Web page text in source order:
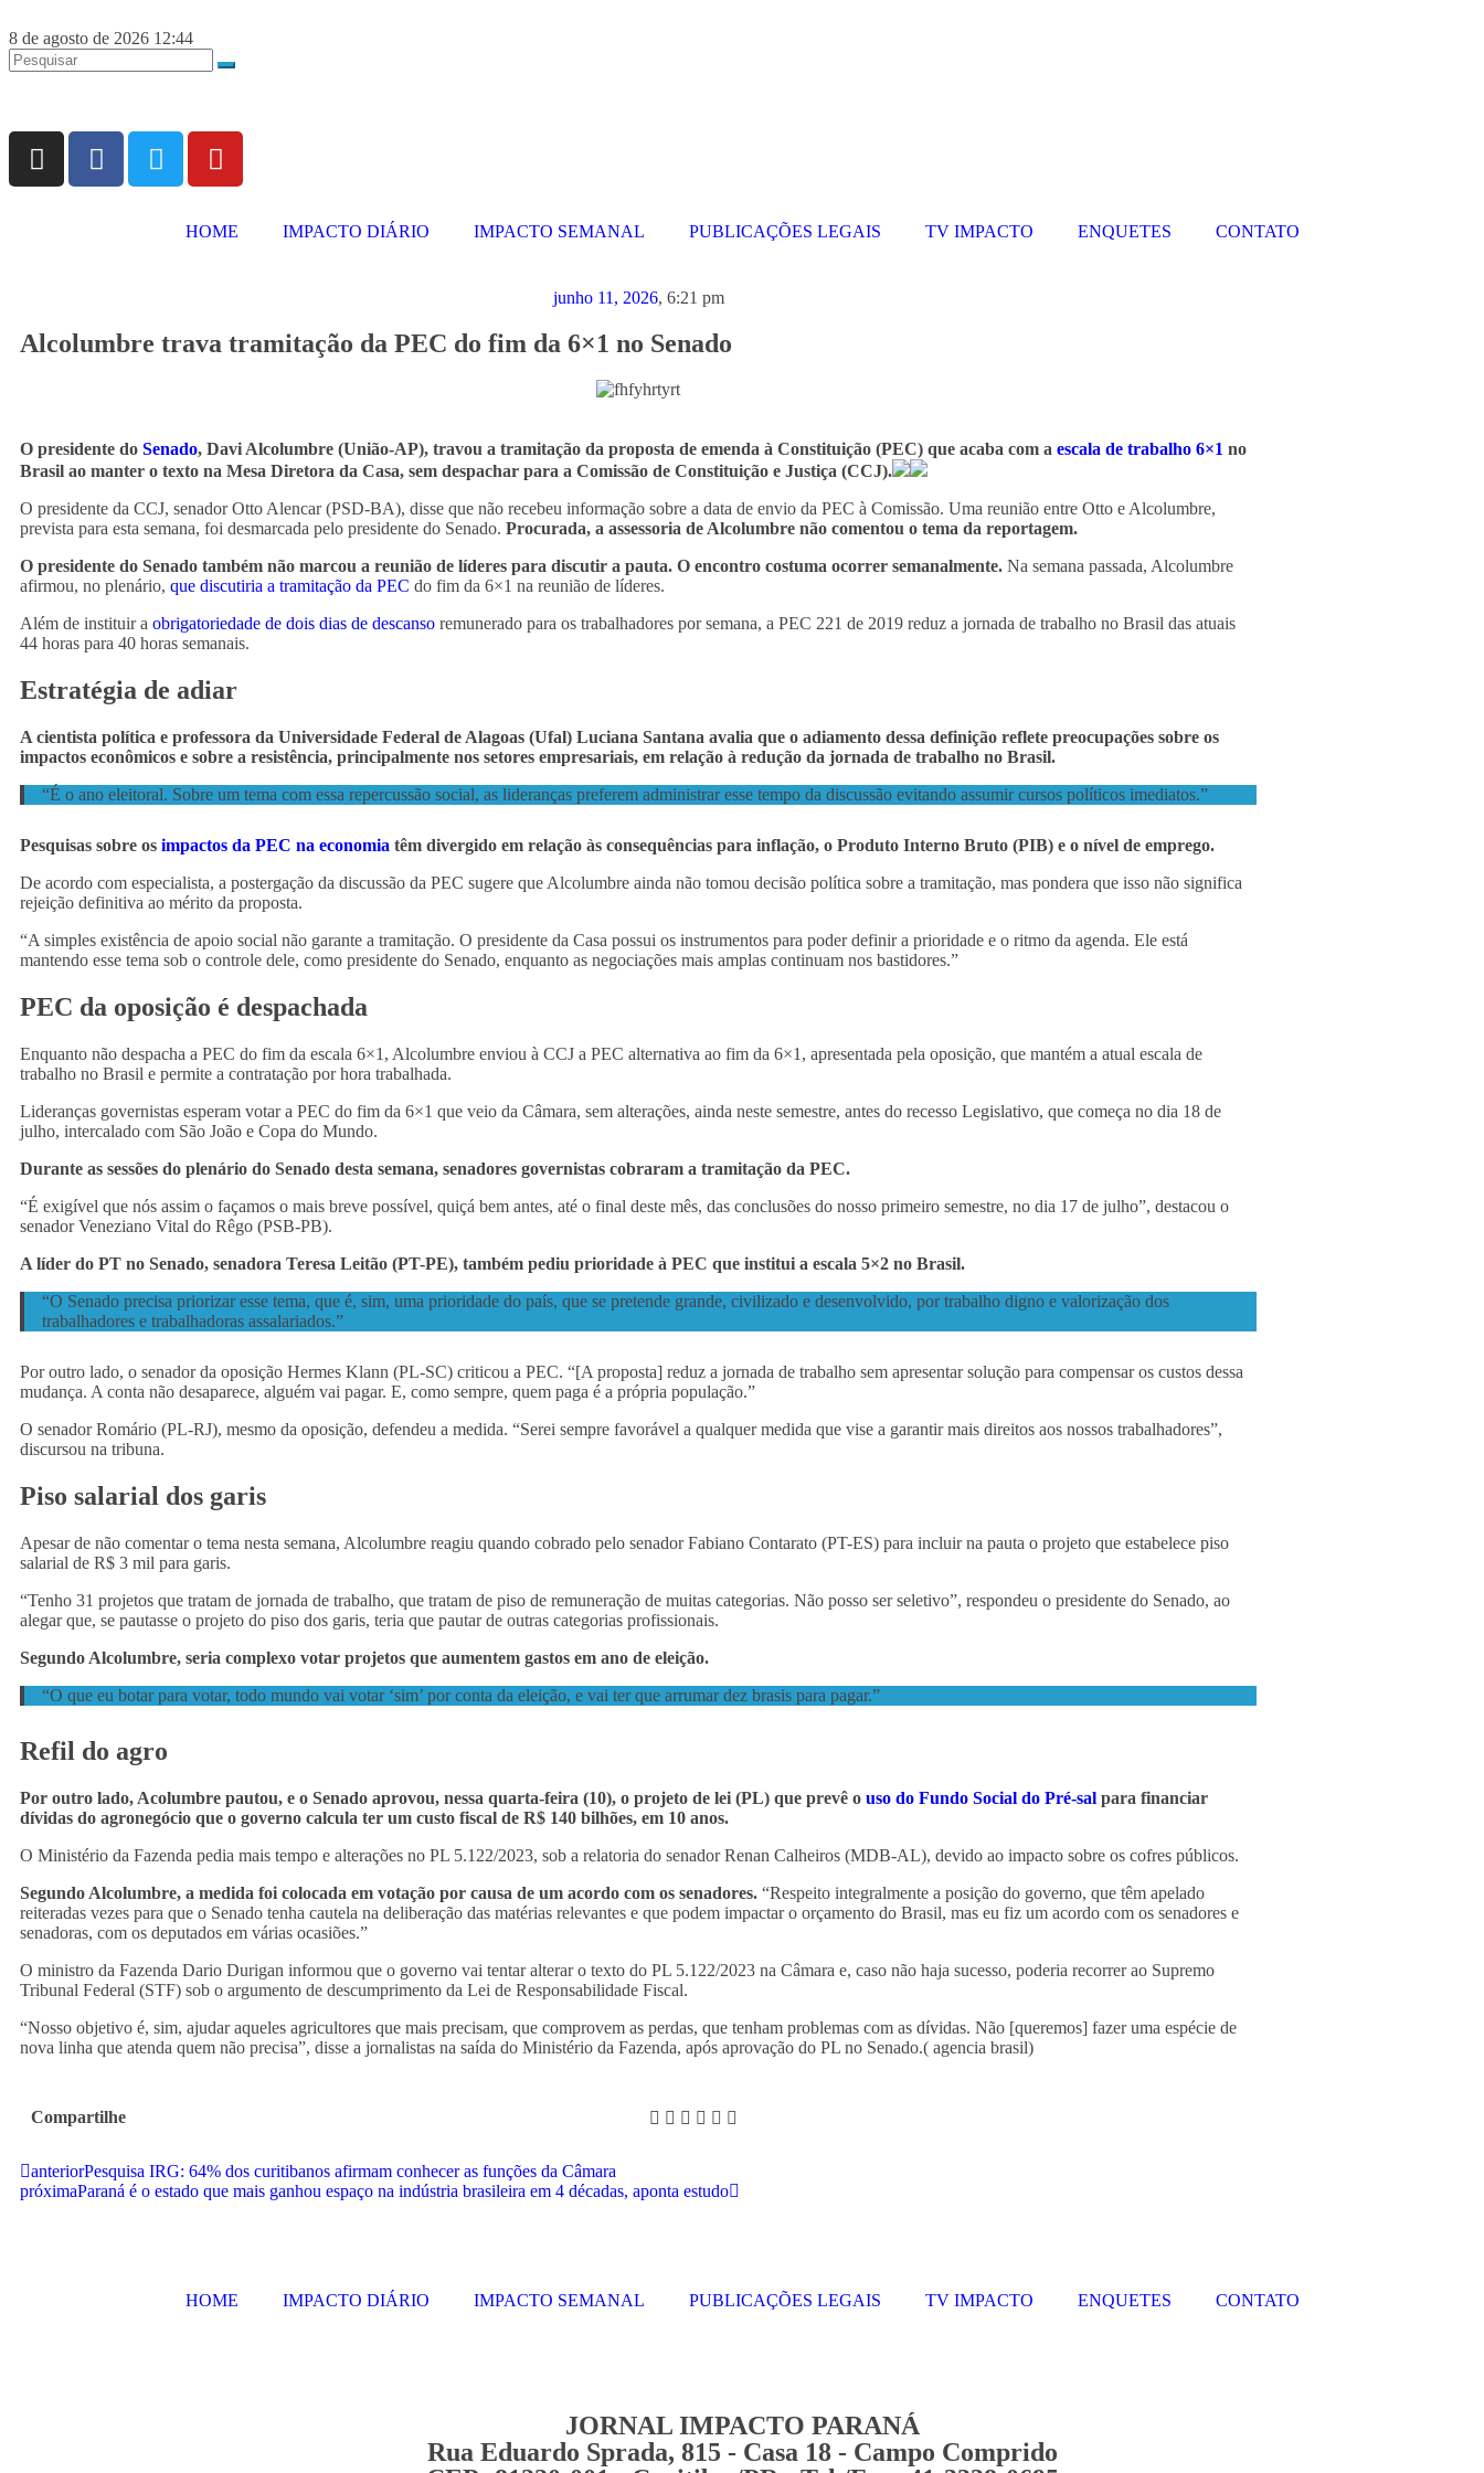
8 de agosto de 2026 12:44
HOME IMPACTO DIÁRIO IMPACTO SEMANAL PUBLICAÇÕES LEGAIS TV IMPACTO ENQUETES CONTATO
junho 11, 2026, 6:21 pm
Alcolumbre trava tramitação da PEC do fim da 6×1 no Senado
O presidente do Senado, Davi Alcolumbre (União-AP), travou a tramitação da proposta de emenda à Constituição (PEC) que acaba com a escala de trabalho 6×1 no
Brasil ao manter o texto na Mesa Diretora da Casa, sem despachar para a Comissão de Constituição e Justiça (CCJ).
O presidente da CCJ, senador Otto Alencar (PSD-BA), disse que não recebeu informação sobre a data de envio da PEC à Comissão. Uma reunião entre Otto e Alcolumbre,
prevista para esta semana, foi desmarcada pelo presidente do Senado. Procurada, a assessoria de Alcolumbre não comentou o tema da reportagem.
O presidente do Senado também não marcou a reunião de líderes para discutir a pauta. O encontro costuma ocorrer semanalmente. Na semana passada, Alcolumbre
afirmou, no plenário, que discutiria a tramitação da PEC do fim da 6×1 na reunião de líderes.
Além de instituir a obrigatoriedade de dois dias de descanso remunerado para os trabalhadores por semana, a PEC 221 de 2019 reduz a jornada de trabalho no Brasil das atuais
44 horas para 40 horas semanais.
Estratégia de adiar
A cientista política e professora da Universidade Federal de Alagoas (Ufal) Luciana Santana avalia que o adiamento dessa definição reflete preocupações sobre os
impactos econômicos e sobre a resistência, principalmente nos setores empresariais, em relação à redução da jornada de trabalho no Brasil.
“É o ano eleitoral. Sobre um tema com essa repercussão social, as lideranças preferem administrar esse tempo da discussão evitando assumir cursos políticos imediatos.”
Pesquisas sobre os impactos da PEC na economia têm divergido em relação às consequências para inflação, o Produto Interno Bruto (PIB) e o nível de emprego.
De acordo com especialista, a postergação da discussão da PEC sugere que Alcolumbre ainda não tomou decisão política sobre a tramitação, mas pondera que isso não significa
rejeição definitiva ao mérito da proposta.
“A simples existência de apoio social não garante a tramitação. O presidente da Casa possui os instrumentos para poder definir a prioridade e o ritmo da agenda. Ele está
mantendo esse tema sob o controle dele, como presidente do Senado, enquanto as negociações mais amplas continuam nos bastidores.”
PEC da oposição é despachada
Enquanto não despacha a PEC do fim da escala 6×1, Alcolumbre enviou à CCJ a PEC alternativa ao fim da 6×1, apresentada pela oposição, que mantém a atual escala de
trabalho no Brasil e permite a contratação por hora trabalhada.
Lideranças governistas esperam votar a PEC do fim da 6×1 que veio da Câmara, sem alterações, ainda neste semestre, antes do recesso Legislativo, que começa no dia 18 de
julho, intercalado com São João e Copa do Mundo.
Durante as sessões do plenário do Senado desta semana, senadores governistas cobraram a tramitação da PEC.
“É exigível que nós assim o façamos o mais breve possível, quiçá bem antes, até o final deste mês, das conclusões do nosso primeiro semestre, no dia 17 de julho”, destacou o
senador Veneziano Vital do Rêgo (PSB-PB).
A líder do PT no Senado, senadora Teresa Leitão (PT-PE), também pediu prioridade à PEC que institui a escala 5×2 no Brasil.
“O Senado precisa priorizar esse tema, que é, sim, uma prioridade do país, que se pretende grande, civilizado e desenvolvido, por trabalho digno e valorização dos
trabalhadores e trabalhadoras assalariados.”
Por outro lado, o senador da oposição Hermes Klann (PL-SC) criticou a PEC. “[A proposta] reduz a jornada de trabalho sem apresentar solução para compensar os custos dessa
mudança. A conta não desaparece, alguém vai pagar. E, como sempre, quem paga é a própria população.”
O senador Romário (PL-RJ), mesmo da oposição, defendeu a medida. “Serei sempre favorável a qualquer medida que vise a garantir mais direitos aos nossos trabalhadores”,
discursou na tribuna.
Piso salarial dos garis
Apesar de não comentar o tema nesta semana, Alcolumbre reagiu quando cobrado pelo senador Fabiano Contarato (PT-ES) para incluir na pauta o projeto que estabelece piso
salarial de R$ 3 mil para garis.
“Tenho 31 projetos que tratam de jornada de trabalho, que tratam de piso de remuneração de muitas categorias. Não posso ser seletivo”, respondeu o presidente do Senado, ao
alegar que, se pautasse o projeto do piso dos garis, teria que pautar de outras categorias profissionais.
Segundo Alcolumbre, seria complexo votar projetos que aumentem gastos em ano de eleição.
“O que eu botar para votar, todo mundo vai votar ‘sim’ por conta da eleição, e vai ter que arrumar dez brasis para pagar.”
Refil do agro
Por outro lado, Acolumbre pautou, e o Senado aprovou, nessa quarta-feira (10), o projeto de lei (PL) que prevê o uso do Fundo Social do Pré-sal para financiar
dívidas do agronegócio que o governo calcula ter um custo fiscal de R$ 140 bilhões, em 10 anos.
O Ministério da Fazenda pedia mais tempo e alterações no PL 5.122/2023, sob a relatoria do senador Renan Calheiros (MDB-AL), devido ao impacto sobre os cofres públicos.
Segundo Alcolumbre, a medida foi colocada em votação por causa de um acordo com os senadores. “Respeito integralmente a posição do governo, que têm apelado
reiteradas vezes para que o Senado tenha cautela na deliberação das matérias relevantes e que podem impactar o orçamento do Brasil, mas eu fiz um acordo com os senadores e
senadoras, com os deputados em várias ocasiões.”
O ministro da Fazenda Dario Durigan informou que o governo vai tentar alterar o texto do PL 5.122/2023 na Câmara e, caso não haja sucesso, poderia recorrer ao Supremo
Tribunal Federal (STF) sob o argumento de descumprimento da Lei de Responsabilidade Fiscal.
“Nosso objetivo é, sim, ajudar aqueles agricultores que mais precisam, que comprovem as perdas, que tenham problemas com as dívidas. Não [queremos] fazer uma espécie de
nova linha que atenda quem não precisa”, disse a jornalistas na saída do Ministério da Fazenda, após aprovação do PL no Senado.( agencia brasil)
Compartilhe
anteriorPesquisa IRG: 64% dos curitibanos afirmam conhecer as funções da Câmara
próximaParaná é o estado que mais ganhou espaço na indústria brasileira em 4 décadas, aponta estudo
HOME IMPACTO DIÁRIO IMPACTO SEMANAL PUBLICAÇÕES LEGAIS TV IMPACTO ENQUETES CONTATO
JORNAL IMPACTO PARANÁ
Rua Eduardo Sprada, 815 - Casa 18 - Campo Comprido